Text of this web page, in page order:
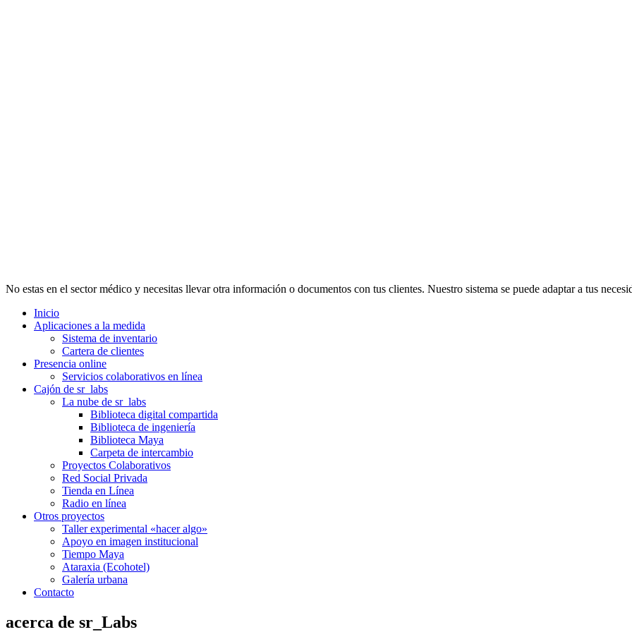
No estas en el sector médico y necesitas llevar otra información o documentos con tus clientes. Nuestro sistema se puede adaptar a tus
Inicio
Aplicaciones a la medida
Sistema de inventario
Cartera de clientes
Presencia online
Servicios colaborativos en línea
Cajón de sr_labs
La nube de sr_labs
Biblioteca digital compartida
Biblioteca de ingeniería
Biblioteca Maya
Carpeta de intercambio
Proyectos Colaborativos
Red Social Privada
Tienda en Línea
Radio en línea
Otros proyectos
Taller experimental «hacer algo»
Apoyo en imagen institucional
Tiempo Maya
Ataraxia (Ecohotel)
Galería urbana
Contacto
acerca de sr_Labs